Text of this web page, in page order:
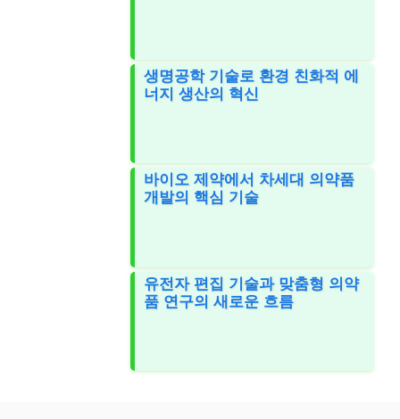
생명공학 기술로 환경 친화적 에
너지 생산의 혁신
바이오 제약에서 차세대 의약품
개발의 핵심 기술
유전자 편집 기술과 맞춤형 의약
품 연구의 새로운 흐름